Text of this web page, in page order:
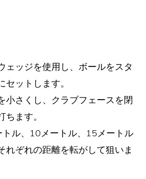
ェッジを使用し、ボールをスタ
セットします。
小さくし、クラブフェースを閉
ちます。
トル、10メートル、15メートル
れぞれの距離を転がして狙いま